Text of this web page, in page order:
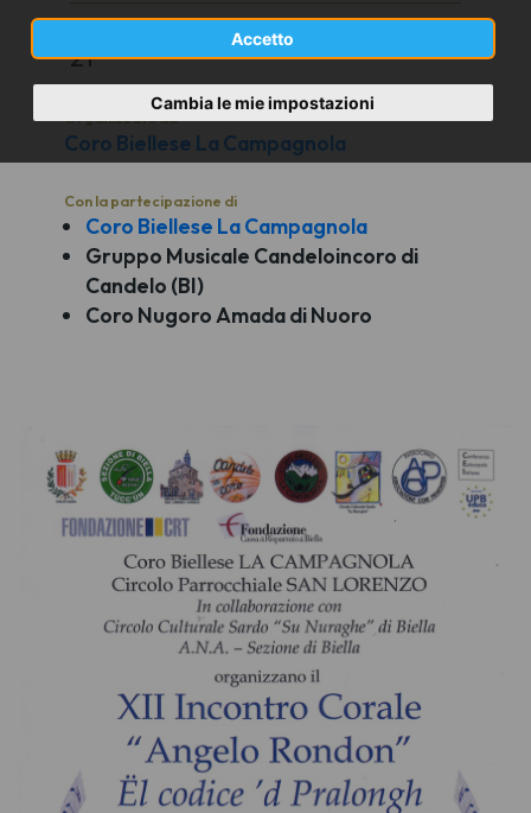
Accetto
Cambia le mie impostazioni
Chiesa di San Lorenzo
21
Organizzato da
Coro Biellese La Campagnola
Con la partecipazione di
Coro Biellese La Campagnola
Gruppo Musicale Candeloincoro di
Candelo (BI)
Coro Nugoro Amada di Nuoro